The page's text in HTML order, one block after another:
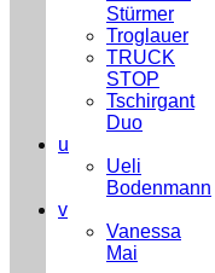
Stürmer
Troglauer
TRUCK
STOP
Tschirgant
Duo
u
Ueli
Bodenmann
v
Vanessa
Mai